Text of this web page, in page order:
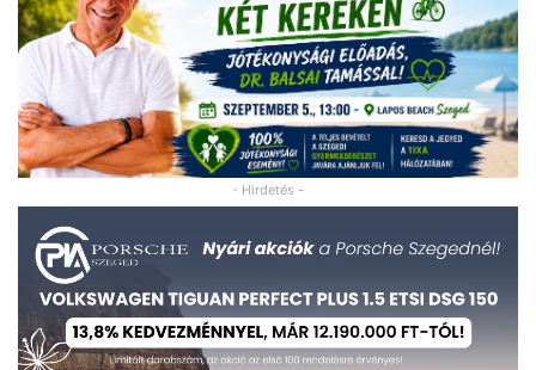
- Hirdetés -